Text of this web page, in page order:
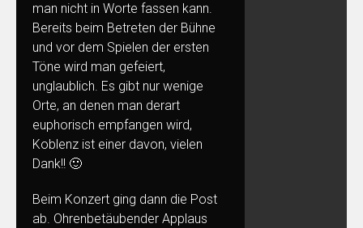
man nicht in Worte fassen kann.
Bereits beim Betreten der Bühne
und vor dem Spielen der ersten
Töne wird man gefeiert,
unglaublich. Es gibt nur wenige
Orte, an denen man derart
euphorisch empfangen wird,
Koblenz ist einer davon, vielen
Dank!! 🙂
Beim Konzert ging dann die Post
ab. Ohrenbetäubender Applaus